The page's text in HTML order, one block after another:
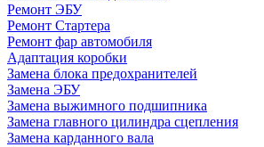
Ремонт ЭБУ
Ремонт Стартера
Ремонт фар автомобиля
Адаптация коробки
Замена блока предохранителей
Замена ЭБУ
Замена выжимного подшипника
Замена главного цилиндра сцепления
Замена карданного вала